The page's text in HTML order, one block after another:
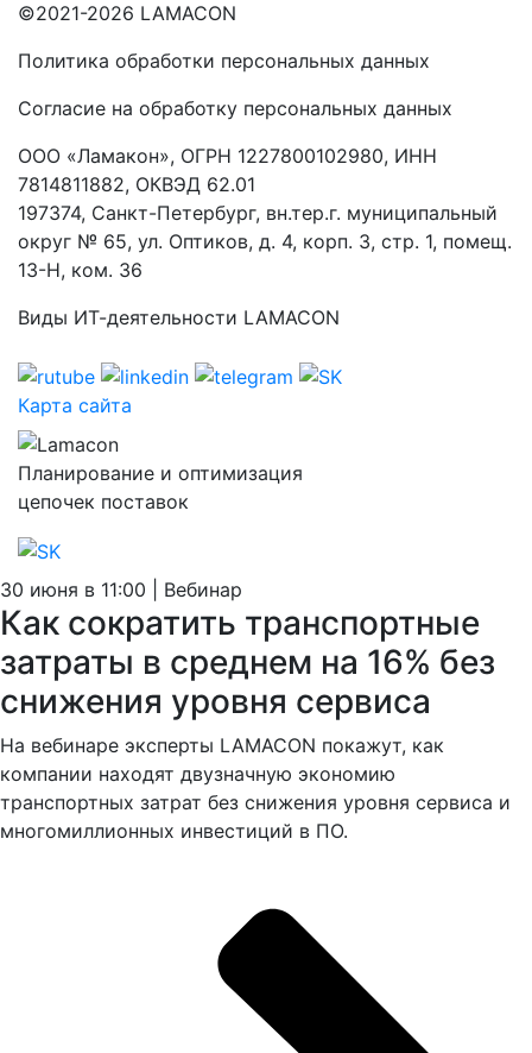
©2021-2026 LAMACON
Политика обработки персональных данных
Согласие на обработку персональных данных
ООО «Ламакон», ОГРН 1227800102980, ИНН
7814811882, ОКВЭД 62.01
197374, Санкт-Петербург, вн.тер.г. муниципальный
округ № 65, ул. Оптиков, д. 4, корп. 3, стр. 1, помещ.
13-Н, ком. 36
Виды ИТ-деятельности LAMACON
Карта сайта
Планирование и оптимизация
цепочек поставок
30 июня в 11:00 | Вебинар
Как сократить транспортные
затраты в среднем на 16% без
снижения уровня сервиса
На вебинаре эксперты LAMACON покажут, как
компании находят двузначную экономию
транспортных затрат без снижения уровня сервиса и
многомиллионных инвестиций в ПО.